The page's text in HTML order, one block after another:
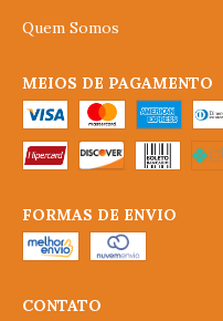
Quem Somos
MEIOS DE PAGAMENTO
FORMAS DE ENVIO
CONTATO